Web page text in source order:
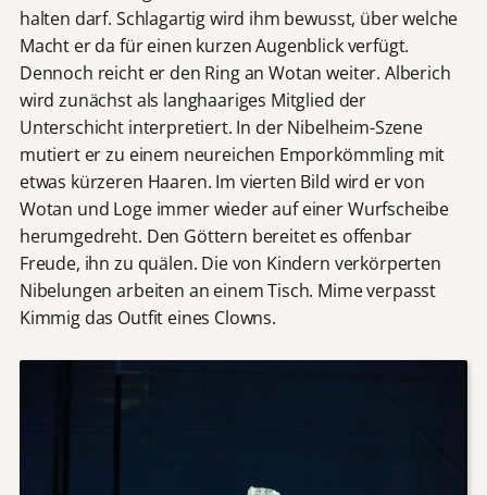
halten darf. Schlagartig wird ihm bewusst, über welche
Macht er da für einen kurzen Augenblick verfügt.
Dennoch reicht er den Ring an Wotan weiter. Alberich
wird zunächst als langhaariges Mitglied der
Unterschicht interpretiert. In der Nibelheim-Szene
mutiert er zu einem neureichen Emporkömmling mit
etwas kürzeren Haaren. Im vierten Bild wird er von
Wotan und Loge immer wieder auf einer Wurfscheibe
herumgedreht. Den Göttern bereitet es offenbar
Freude, ihn zu quälen. Die von Kindern verkörperten
Nibelungen arbeiten an einem Tisch. Mime verpasst
Kimmig das Outfit eines Clowns.